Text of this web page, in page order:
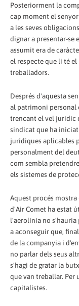
Posteriorment la
cap moment el
a les seves
dignar a presentar-se
assumit era de
el respecte que li té
treballadors.
Després d'aquesta
al patrimoni personal
trencant el vel jurídic
sindicat que ha
jurídiques aplicables
personalment del
com sembla
els sistemes de
Aquest procés
d'Air Comet ha estat
l'aerolínia no
a aconseguir que,
de la companyia i
no parlar dels seus
s'hagi de gratar la
que van treballar. Per
capitalistes.